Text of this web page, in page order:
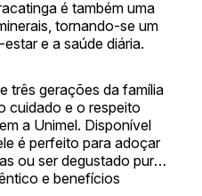
é também uma
tornando-se um
e a saúde diária.
três gerações da família
cuidado e o respeito
a Unimel. Disponível
é perfeito para adoçar
ou ser degustado puro,
e benefícios